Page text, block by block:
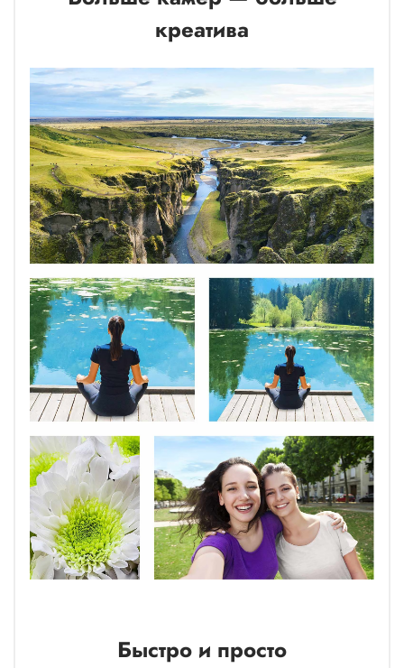
креатива
Быстро и просто